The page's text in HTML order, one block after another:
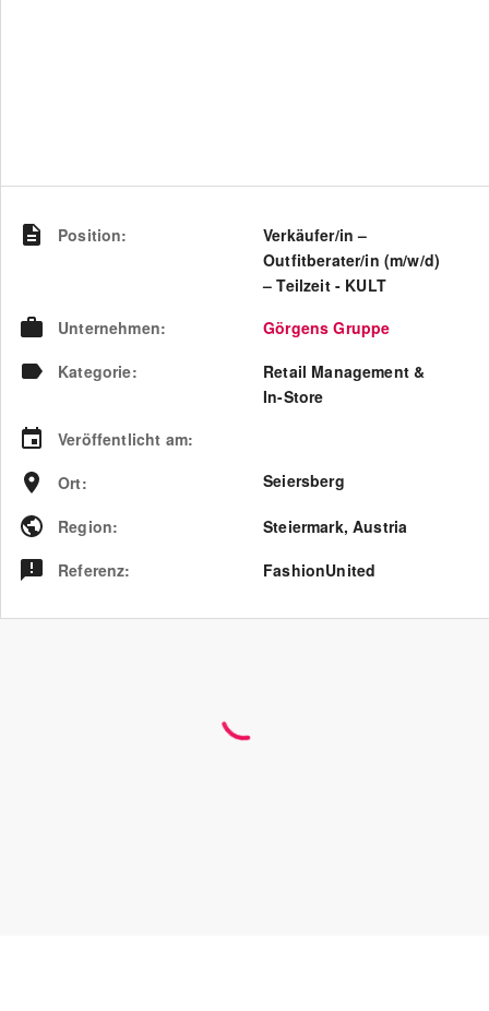
Position:
Verkäufer/in –
Outfitberater/in (m/w/d)
– Teilzeit - KULT
Unternehmen:
Görgens Gruppe
Kategorie:
Retail Management &
In-Store
Veröffentlicht am:
Ort: Seiersberg
Region: Steiermark,Austria
Referenz: FashionUnited